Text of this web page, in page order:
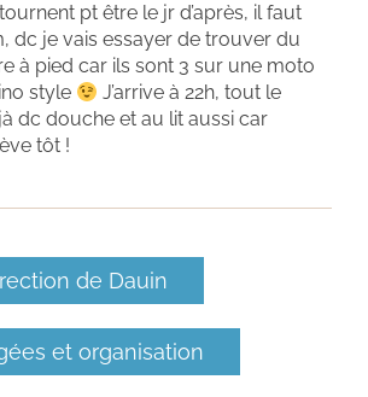
pt être le jr d’après, il faut
dc je vais essayer de trouver du
à pied car ils sont 3 sur une moto
style
J’arrive à 22h, tout le
dc douche et au lit aussi car
tôt !
de Dauin
et organisation